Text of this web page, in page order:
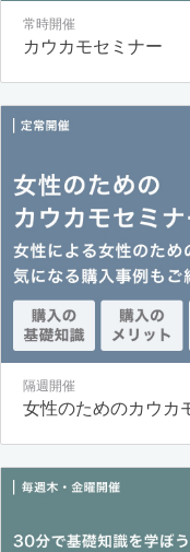
常時開催
カウカモセミナー
隔週開催
女性のためのカウカ